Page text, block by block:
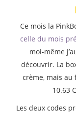
Ce mois la
celle du mois
moi-même
découvrir. La
crème, mais
10.63
Les deux codes